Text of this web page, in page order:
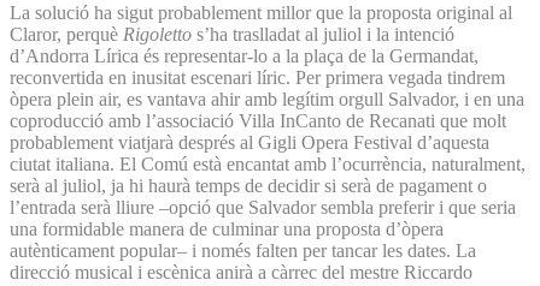
La solució ha sigut probablement millor que la proposta original al
Claror, perquè Rigoletto s’ha traslladat al juliol i la intenció
d’Andorra Lírica és representar-lo a la plaça de la Germandat,
reconvertida en inusitat escenari líric. Per primera vegada tindrem
òpera plein air, es vantava ahir amb legítim orgull Salvador, i en una
coproducció amb l’associació Villa InCanto de Recanati que molt
probablement viatjarà després al Gigli Opera Festival d’aquesta
ciutat italiana. El Comú està encantat amb l’ocurrència, naturalment,
serà al juliol, ja hi haurà temps de decidir si serà de pagament o
l’entrada serà lliure –opció que Salvador sembla preferir i que seria
una formidable manera de culminar una proposta d’òpera
autènticament popular– i només falten per tancar les dates. La
direcció musical i escènica anirà a càrrec del mestre Riccardo